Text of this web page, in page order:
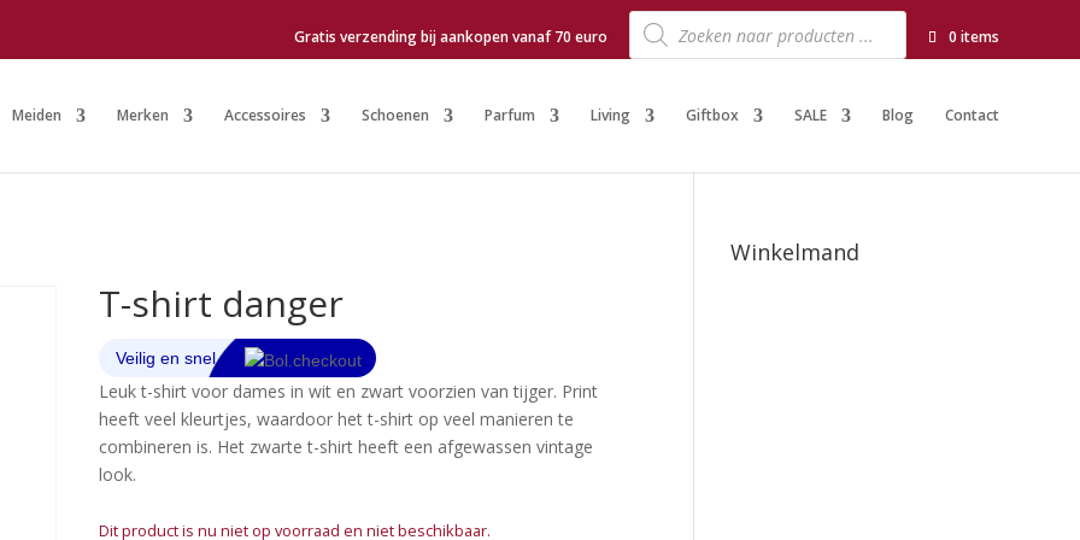
Gratis verzending bij aankopen vanaf 70 euro
Producten
zoeken 0 items
Meiden Merken Accessoires Schoenen Parfum Living Giftbox SALE Blog Contact
T-shirt danger
Leuk t-shirt voor dames in wit en zwart voorzien van tijger. Print
heeft veel kleurtjes, waardoor het t-shirt op veel manieren te
combineren is. Het zwarte t-shirt heeft een afgewassen vintage
look.
Dit product is nu niet op voorraad en niet beschikbaar.
Winkelmand